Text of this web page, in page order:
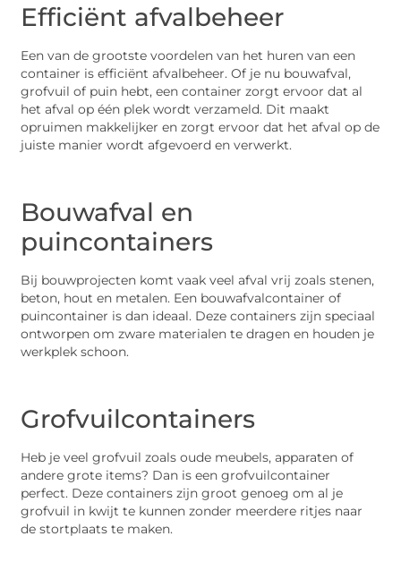
Efficiënt afvalbeheer
Een van de grootste voordelen van het huren van een
container is efficiënt afvalbeheer. Of je nu bouwafval,
grofvuil of puin hebt, een container zorgt ervoor dat al
het afval op één plek wordt verzameld. Dit maakt
opruimen makkelijker en zorgt ervoor dat het afval op de
juiste manier wordt afgevoerd en verwerkt.
Bouwafval en
puincontainers
Bij bouwprojecten komt vaak veel afval vrij zoals stenen,
beton, hout en metalen. Een bouwafvalcontainer of
puincontainer is dan ideaal. Deze containers zijn speciaal
ontworpen om zware materialen te dragen en houden je
werkplek schoon.
Grofvuilcontainers
Heb je veel grofvuil zoals oude meubels, apparaten of
andere grote items? Dan is een grofvuilcontainer
perfect. Deze containers zijn groot genoeg om al je
grofvuil in kwijt te kunnen zonder meerdere ritjes naar
de stortplaats te maken.